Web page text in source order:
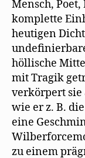
Mensch,
komplette
heutigen
höllische
mit Tragik
verkörpert
wie er z. B.
eine
zu einem